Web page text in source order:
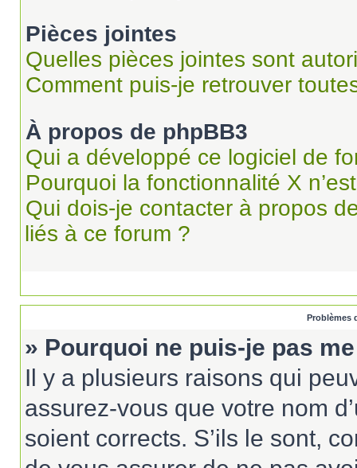
Pièces jointes
Quelles pièces jointes sont
Comment puis-je retrouver
À propos de phpBB3
Qui a développé ce logiciel de
Pourquoi la fonctionnalité X
Qui dois-je contacter à propos
liés à ce forum ?
Problèmes
» Pourquoi ne puis-je pas
Il y a plusieurs raisons qui
assurez-vous que votre nom
soient corrects. S’ils le sont,